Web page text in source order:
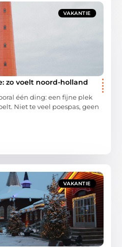
VAKANTIE
zo voelt noord-holland
één ding: een fijne plek
Niet te veel poespas, geen
VAKANTIE